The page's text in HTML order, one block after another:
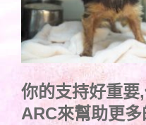
你的支持好重要
ARC來幫助更